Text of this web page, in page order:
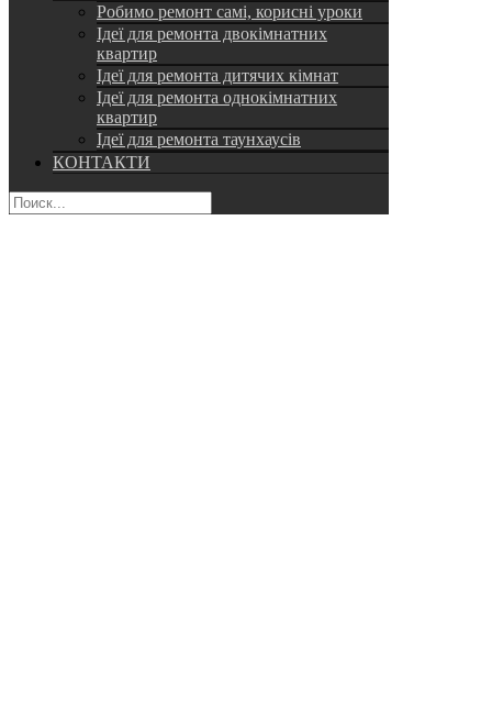
Робимо ремонт самі, корисні уроки
Ідеї для ремонта двокімнатних
квартир
Ідеї для ремонта дитячих кімнат
Ідеї для ремонта однокімнатних
квартир
Ідеї для ремонта таунхаусів
КОНТАКТИ